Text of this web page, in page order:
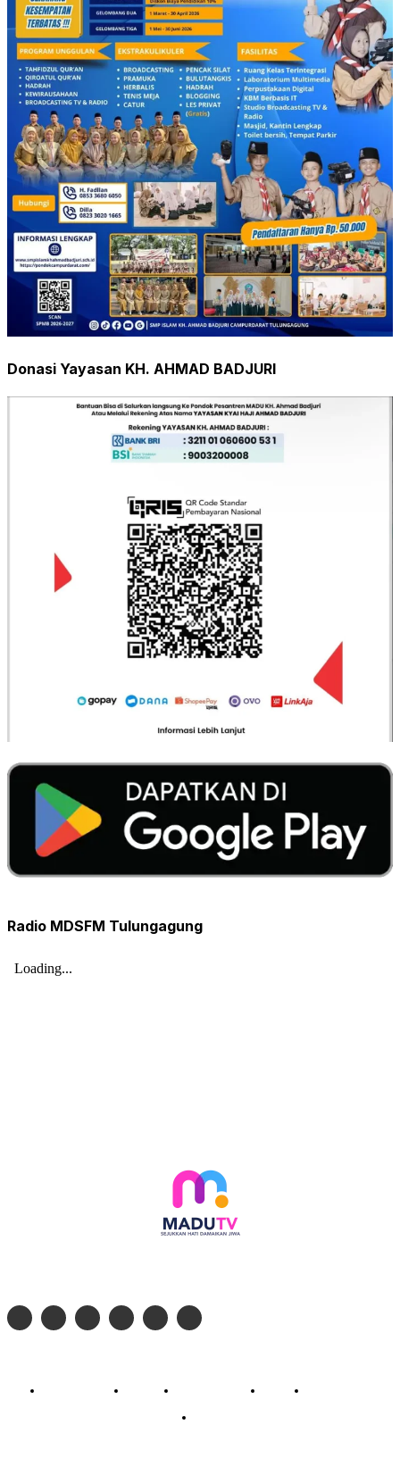
Donasi Yayasan KH. AHMAD BADJURI
Radio MDSFM Tulungagung
Profil Madu TV Redaksi Pedoman Siber Kontak